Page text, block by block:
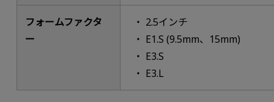
フォームファクタ
ー
2.5インチ
E1.S (9.5mm、15mm)
E3.S
E3.L